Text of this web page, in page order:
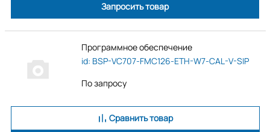
Запросить товар
Программное обеспечение
id: BSP-VC707-FMC126-ETH-W7-CAL-V-SIP
По запросу
Сравнить товар